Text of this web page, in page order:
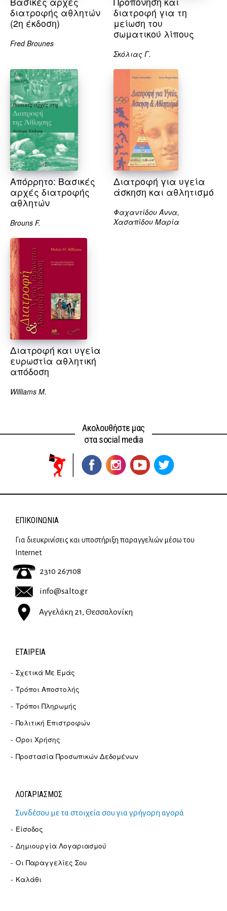
διατροφής αθλητών
(2η έκδοση)
Fred Brounes
διατροφή για τη
μείωση του
σωματικού λίπους
Σκόλιας Γ.
Απόρρητο: Βασικές
αρχές διατροφής
αθλητών
Brouns F.
Διατροφή για υγεία
άσκηση και αθλητισμό
Φαχαντίδου Άννα,
Χασαπίδου Μαρία
Διατροφή και υγεία
ευρωστία αθλητική
απόδοση
Williams M.
Ακολουθήστε μας
στα social media
ΕΠΙΚΟΙΝΩΝΊΑ
Για διευκρινίσεις και υποστήριξη παραγγελιών μέσω του
Internet
2310 267108
info@salto.gr
Αγγελάκη 21, Θεσσαλονίκη
ΕΤΑΙΡΕΊΑ
Σχετικά Με Εμάς
Τρόποι Αποστολής
Τρόποι Πληρωμής
Πολιτική Επιστροφών
Όροι Χρήσης
Προστασία Προσωπικών Δεδομένων
ΛΟΓΑΡΙΑΣΜΟΣ
Συνδέσου με τα στοιχεία σου για γρήγορη αγορά
Είσοδος
Δημιουργία Λογαριασμού
Οι Παραγγελίες Σου
Καλάθι